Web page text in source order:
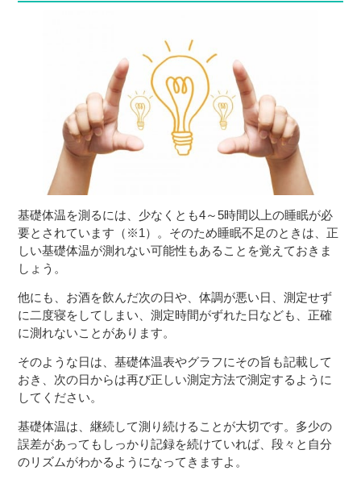
基礎体温を測るには、少なくとも4～5時間以上の睡眠が必
要とされています（※1）。そのため睡眠不足のときは、正
しい基礎体温が測れない可能性もあることを覚えておきま
しょう。
他にも、お酒を飲んだ次の日や、体調が悪い日、測定せず
に二度寝をしてしまい、測定時間がずれた日なども、正確
に測れないことがあります。
そのような日は、基礎体温表やグラフにその旨も記載して
おき、次の日からは再び正しい測定方法で測定するように
してください。
基礎体温は、継続して測り続けることが大切です。多少の
誤差があってもしっかり記録を続けていれば、段々と自分
のリズムがわかるようになってきますよ。